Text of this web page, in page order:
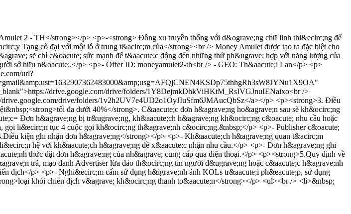
2 - TH</strong></p> <p>-<strong> Đồng xu truyền thống với d&ograve;ng chữ linh thi&ecirc;ng để
Tạng cổ đại với một lỗ ở trung t&acirc;m của</strong><br /> Money Amulet được tạo ra đặc biệt cho
sẽ chỉ c&oacute; sức mạnh để t&aacute;c động đến những thứ ph&ugrave; hợp với năng lượng của
sở hữu n&oacute;.</p> <p>- Offer ID: moneyamulet2-th<br /> - GEO: Th&aacute;i Lan</p> <p>
url?
drive.google.com/drive/folders/1Y8DejmkDhkViHKtM_RsIVGJnuIENaixo<br />
drive/folders/1v2h2UV7e4UD2o1OyJIuSfm6JMAucQbSz</a></p> <p><strong>3. Điều
đa dưới 40%</strong>. C&aacute;c đơn h&agrave;ng ho&agrave;n sau sẽ kh&ocirc;ng
Đơn h&agrave;ng bị tr&ugrave;ng, kh&aacute;ch h&agrave;ng kh&ocirc;ng c&oacute; nhu cầu hoặc
li&ecirc;n tục 4 cuộc gọi kh&ocirc;ng th&agrave;nh c&ocirc;ng.&nbsp;</p> <p>- Publisher c&oacute;
kiện ghi nhận đơn h&agrave;ng</strong></p> <p>- Kh&aacute;ch h&agrave;ng quan t&acirc;m
hệ với kh&aacute;ch h&agrave;ng đề x&aacute;c nhận nhu cầu.</p> <p>- Đơn h&agrave;ng ghi
thức đặt đơn h&agrave;ng của nh&agrave; cung cấp qua điện thoại.</p> <p><strong>5.Quy định về
trả, mạo danh Advertiser lừa đảo th&ocirc;ng tin người d&ugrave;ng hoặc c&aacute;c h&agrave;nh
dịch</p> <p>- Nghi&ecirc;m cấm sử dụng h&igrave;nh ảnh KOLs tr&aacute;i ph&eacute;p, sử dụng
khỏi chiến dịch v&agrave; kh&ocirc;ng thanh to&aacute;n</strong></p> <ul><br /> <li>&nbsp;